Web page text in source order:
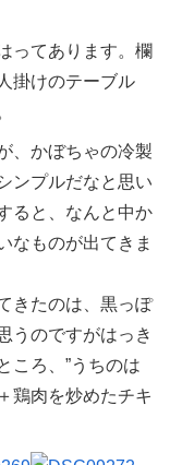
ってあります。欄
掛けのテーブル
、かぼちゃの冷製
ンプルだなと思い
ると、なんと中か
なものが出てきま
きたのは、黒っぽ
うのですがはっき
ころ、”うちのは
鶏肉を炒めたチキ